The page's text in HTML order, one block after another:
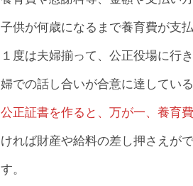
子供が何歳になるまで養育費が支
１度は夫婦揃って、公正役場に行
婦での話し合いが合意に達してい
公正証書を作ると、万が一、養育
ければ財産や給料の差し押さえが
す。